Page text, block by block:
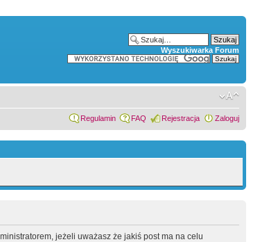
Wyszukiwarka Forum
Regulamin FAQ Rejestracja Zaloguj
jeżeli uważasz że jakiś post ma na celu